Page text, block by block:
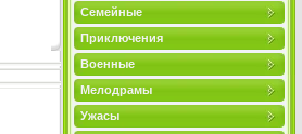
Семейные
Приключения
Военные
Мелодрамы
Ужасы